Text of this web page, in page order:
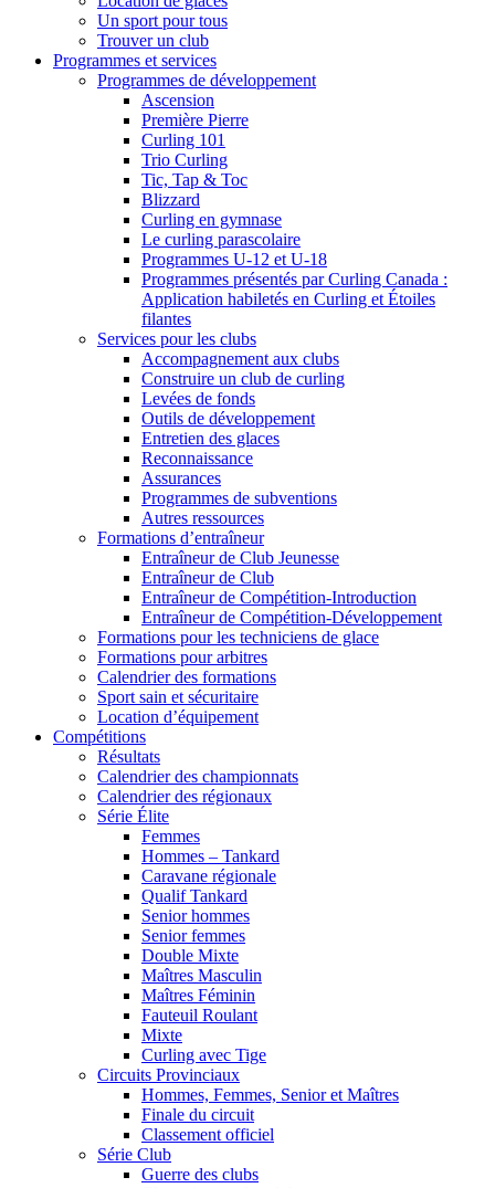
Un sport pour tous
Trouver un club
Programmes et services
Programmes de développement
Ascension
Première Pierre
Curling 101
Trio Curling
Tic, Tap & Toc
Blizzard
Curling en gymnase
Le curling parascolaire
Programmes U-12 et U-18
Programmes présentés par Curling Canada :
Application habiletés en Curling et Étoiles
filantes
Services pour les clubs
Accompagnement aux clubs
Construire un club de curling
Levées de fonds
Outils de développement
Entretien des glaces
Reconnaissance
Assurances
Programmes de subventions
Autres ressources
Formations d’entraîneur
Entraîneur de Club Jeunesse
Entraîneur de Club
Entraîneur de Compétition-Introduction
Entraîneur de Compétition-Développement
Formations pour les techniciens de glace
Formations pour arbitres
Calendrier des formations
Sport sain et sécuritaire
Location d’équipement
Compétitions
Résultats
Calendrier des championnats
Calendrier des régionaux
Série Élite
Femmes
Hommes – Tankard
Caravane régionale
Qualif Tankard
Senior hommes
Senior femmes
Double Mixte
Maîtres Masculin
Maîtres Féminin
Fauteuil Roulant
Mixte
Curling avec Tige
Circuits Provinciaux
Hommes, Femmes, Senior et Maîtres
Finale du circuit
Classement officiel
Série Club
Guerre des clubs